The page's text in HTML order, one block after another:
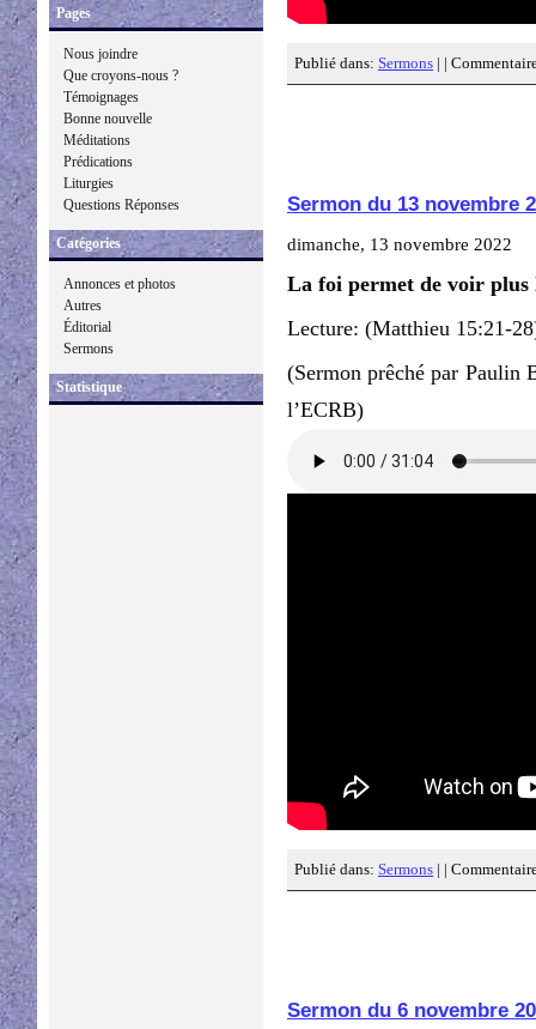
Pages
Nous joindre
Que croyons-nous ?
Témoignages
Bonne nouvelle
Méditations
Prédications
Liturgies
Questions Réponses
Catégories
Annonces et photos
Autres
Éditorial
Sermons
Statistique
Publié dans: Sermons | |
Sermon du 13 novembre
dimanche, 13 novembre 2022
La foi permet de voir plus
Lecture: (Matthieu 15:21-
(Sermon prêché par Paulin
l’ECRB)
Publié dans: Sermons | |
Sermon du 6 novembre